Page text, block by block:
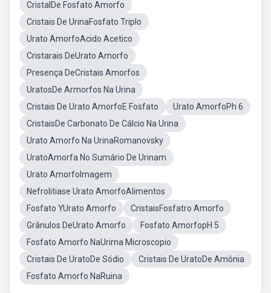
CristalDe Fosfato Amorfo
Cristais De UrinaFosfato Triplo
Urato AmorfoAcido Acetico
Cristarais DeUrato Amorfo
Presença DeCristais Amorfos
UratosDe Armorfos Na Urina
Cristais De Urato AmorfoE Fosfato
Urato AmorfoPh 6
CristaisDe Carbonato De Cálcio Na Urina
Urato Amorfo Na UrinaRomanovsky
UratoAmorfa No Sumário De Urinam
Urato AmorfoImagem
Nefrolitiase Urato AmorfoAlimentos
Fosfato YUrato Amorfo
CristaisFosfatro Amorfo
Grânulos DeUrato Amorfo
Fosfato AmorfopH 5
Fosfato Amorfo NaUrirna Microscopio
Cristais De UratoDe Sódio
Cristais De UratoDe Amônia
Fosfato Amorfo NaRuina